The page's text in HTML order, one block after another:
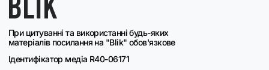
При цитуванні та використанні будь-яких
матеріалів посилання на "Blik" обов'язкове
Ідентифікатор медіа R40-06171